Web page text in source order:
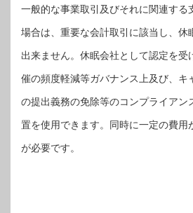
一般的な事業取引及びそれに関連する
場合は、重要な会計取引に該当し、休
出来ません。休眠会社として認定を受
催の頻度軽減等ガバナンス上及び、キ
の提出義務の免除等のコンプライアン
置を使用できます。同時に一定の費用
が必要です。